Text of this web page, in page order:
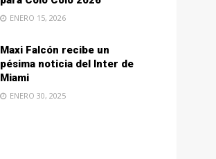
ENERO 15, 2026
Maxi Falcón recibe un
pésima noticia del Inter de
Miami
ENERO 30, 2025